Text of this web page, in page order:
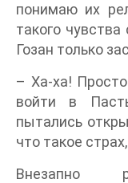
понимаю их
такого
Гозан только
– Ха-ха!
войти в
пытались
что такое страх,
Внезапно